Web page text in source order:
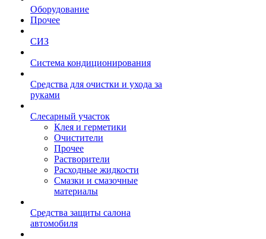
Оборудование
Прочее
СИЗ
Система кондиционирования
Средства для очистки и ухода за
руками
Слесарный участок
Клея и герметики
Очистители
Прочее
Растворители
Расходные жидкости
Смазки и смазочные
материалы
Средства защиты салона
автомобиля